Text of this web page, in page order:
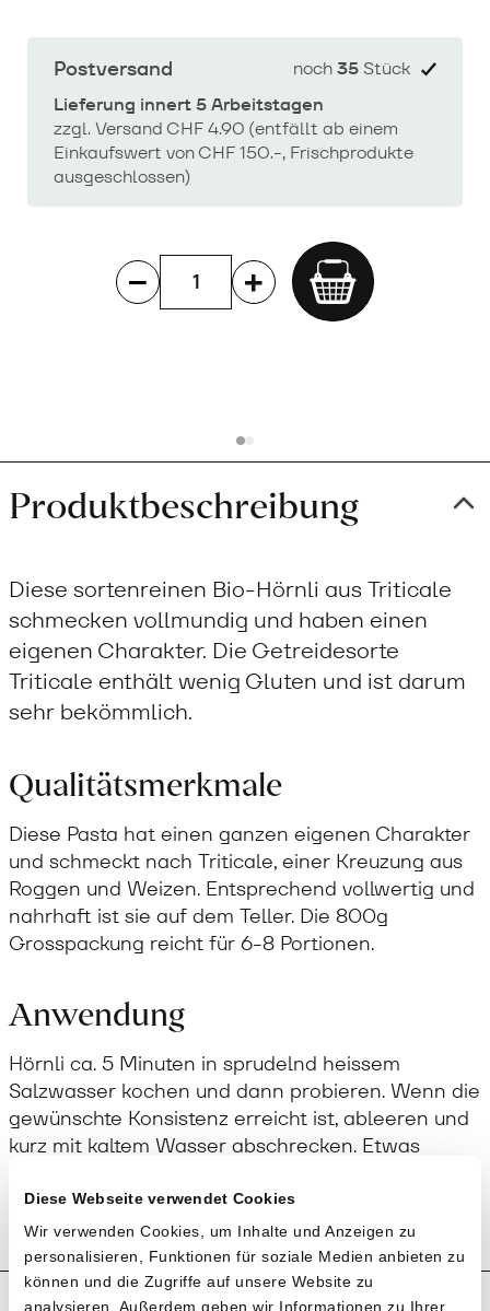
Diese Webseite verwendet Cookies
Wir verwenden Cookies, um Inhalte und Anzeigen zu
personalisieren, Funktionen für soziale Medien anbieten zu
können und die Zugriffe auf unsere Website zu
analysieren. Außerdem geben wir Informationen zu Ihrer
Postversand
Lieferung innert 5 Arbeitstagen
zzgl. Versand CHF 4.90 (entfällt ab einem
Einkaufswert von CHF 150.-, Frischprodukte
ausgeschlossen)
noch35Stück
Add
Produktbeschreibung
Diese sortenreinen Bio-Hörnli aus Triticale
schmecken vollmundig und haben einen
eigenen Charakter. Die Getreidesorte
Triticale enthält wenig Gluten und ist darum
sehr bekömmlich.
Qualitätsmerkmale
Diese Pasta hat einen ganzen eigenen Charakter
und schmeckt nach Triticale, einer Kreuzung aus
Roggen und Weizen. Entsprechend vollwertig und
nahrhaft ist sie auf dem Teller. Die 800g
Grosspackung reicht für 6-8 Portionen.
Anwendung
Hörnli ca. 5 Minuten in sprudelnd heissem
Salzwasser kochen und dann probieren. Wenn die
gewünschte Konsistenz erreicht ist, ableeren und
kurz mit kaltem Wasser abschrecken. Etwas
servieren.